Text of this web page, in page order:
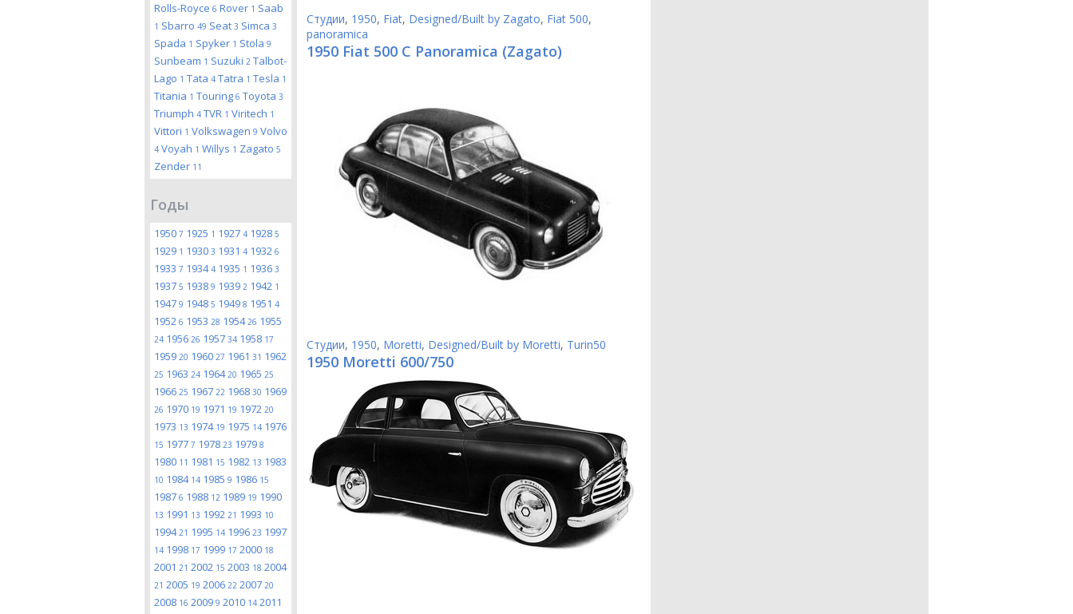
Rolls-Royce 6 Rover 1 Saab
1 Sbarro 49 Seat 3 Simca 3
Spada 1 Spyker 1 Stola 9
Sunbeam 1 Suzuki 2 Talbot-
Lago 1 Tata 4 Tatra 1 Tesla 1
Titania 1 Touring 6 Toyota 3
Triumph 4 TVR 1 Viritech 1
Vittori 1 Volkswagen 9 Volvo
4 Voyah 1 Willys 1 Zagato 5
Zender 11
Годы
1950 7 1925 1 1927 4 1928 5
1929 1 1930 3 1931 4 1932 6
1933 7 19344 1935 1 1936 3
1937 5 1938 9 1939 2 1942 1
1947 9 1948 5 1949 8 1951 4
1952 6 1953 28 195426 1955
24 1956 26 1957 34 1958 17
1959 20 1960 27 1961 31 1962
25 1963 24 196420 1965 25
1966 25 1967 22 1968 30 1969
26 1970 19 1971 19 1972 20
1973 13 1974 19 1975 14 1976
15 1977 7 1978 23 1979 8
1980 11 1981 15 1982 13 1983
10 1984 14 1985 9 1986 15
1987 6 1988 12 1989 19 1990
13 1991 13 1992 21 1993 10
199421 1995 14 1996 23 1997
14 1998 17 1999 17 2000 18
2001 21 2002 15 2003 18 2004
21 2005 19 2006 22 2007 20
2008 16 2009 9 2010 14 2011
Студии, 1950, Fiat, Designed/Built by Zagato, Fiat 500,
panoramica
1950 Fiat 500 C Panoramica (Zagato)
Студии, 1950, Moretti, Designed/Built by Moretti, Turin50
1950 Moretti 600/750